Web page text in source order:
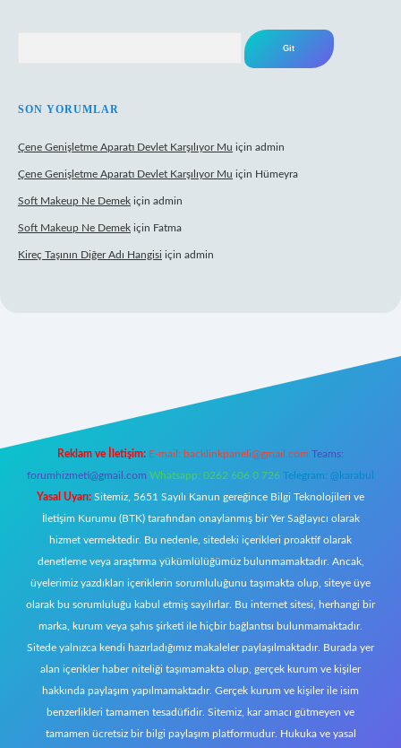
SON YORUMLAR
Çene Genişletme Aparatı Devlet Karşılıyor Mu için admin
Çene Genişletme Aparatı Devlet Karşılıyor Mu için Hümeyra
Soft Makeup Ne Demek için admin
Soft Makeup Ne Demek için Fatma
Kireç Taşının Diğer Adı Hangisi için admin
Reklam ve İletişim: E-mail: backlinkpaneli@gmail.com Teams:
forumhizmeti@gmail.com Whatsapp: 0262 606 0 726 Telegram: @karabul
Yasal Uyarı: Sitemiz, 5651 Sayılı Kanun gereğince Bilgi Teknolojileri ve
İletişim Kurumu (BTK) tarafından onaylanmış bir Yer Sağlayıcı olarak
hizmet vermektedir. Bu nedenle, sitedeki içerikleri proaktif olarak
denetleme veya araştırma yükümlülüğümüz bulunmamaktadır. Ancak,
üyelerimiz yazdıkları içeriklerin sorumluluğunu taşımakta olup, siteye üye
olarak bu sorumluluğu kabul etmiş sayılırlar. Bu internet sitesi, herhangi bir
marka, kurum veya şahıs şirketi ile hiçbir bağlantısı bulunmamaktadır.
Sitede yalnızca kendi hazırladığımız makaleler paylaşılmaktadır. Burada yer
alan içerikler haber niteliği taşımamakta olup, gerçek kurum ve kişiler
hakkında paylaşım yapılmamaktadır. Gerçek kurum ve kişiler ile isim
benzerlikleri tamamen tesadüfidir. Sitemiz, kar amacı gütmeyen ve
tamamen ücretsiz bir bilgi paylaşım platformudur. Hukuka ve yasal